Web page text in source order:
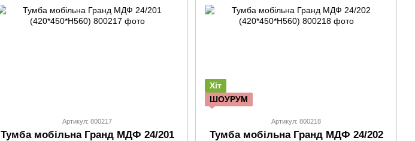
Артикул: 800217
Тумба мобільна Гранд МДФ 24/201
Хіт
ШОУРУМ
Артикул: 800218
Тумба мобільна Гранд МДФ 24/202